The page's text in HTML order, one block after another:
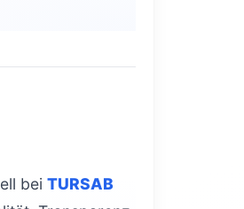
bei TURSAB